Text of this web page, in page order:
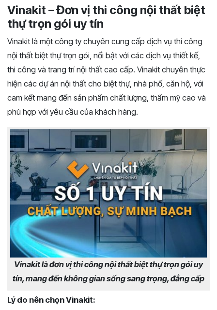
Vinakit – Đơn vị thi công nội thất biệt
thự trọn gói uy tín
Vinakit là một công ty chuyên cung cấp dịch vụ thi công
nội thất biệt thự trọn gói, nổi bật với các dịch vụ thiết kế,
thi công và trang trí nội thất cao cấp. Vinakit chuyên thực
hiện các dự án nội thất cho biệt thự, nhà phố, căn hộ, với
cam kết mang đến sản phẩm chất lượng, thẩm mỹ cao và
phù hợp với yêu cầu của khách hàng.
Vinakit là đơn vị thi công nội thất biệt thự trọn gói uy
tín, mang đến không gian sống sang trọng, đẳng cấp
Lý do nên chọn Vinakit: